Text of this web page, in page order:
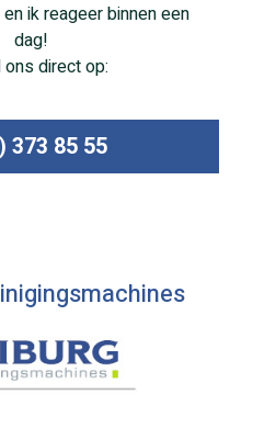
en ik reageer binnen een
dag!
direct op:
373 85 55